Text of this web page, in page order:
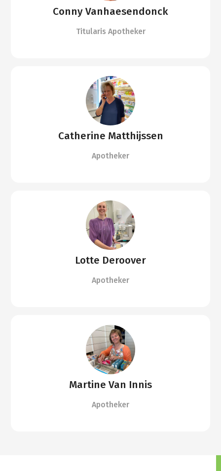
Conny Vanhaesendonck
Titularis Apotheker
Catherine Matthijssen
Apotheker
Lotte Deroover
Apotheker
Martine Van Innis
Apotheker